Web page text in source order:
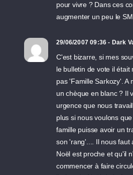
pour vivre ? Dans ces
augmenter un peu le
29/06/2007 09:36 - Dark
C'est bizarre, si mes
le bulletin de vote il était
pas 'Famille Sarkozy'. A
un chèque en blanc ? Il
urgence que nous
plus si nous voulons
famille puisse avoir un
son 'rang'.... Il nous faut
Noël est proche et qu'il
commencer à faire